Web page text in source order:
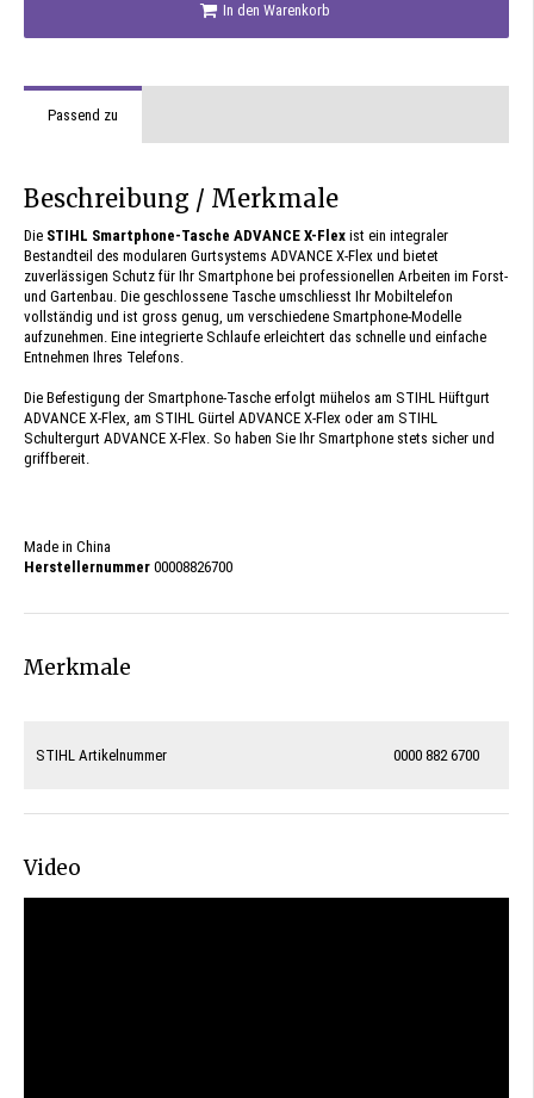
In den Warenkorb
Passend zu
Beschreibung / Merkmale
Die STIHL Smartphone-Tasche ADVANCE X-Flex ist ein integraler
Bestandteil des modularen Gurtsystems ADVANCE X-Flex und bietet
zuverlässigen Schutz für Ihr Smartphone bei professionellen Arbeiten im Forst-
und Gartenbau. Die geschlossene Tasche umschliesst Ihr Mobiltelefon
vollständig und ist gross genug, um verschiedene Smartphone-Modelle
aufzunehmen. Eine integrierte Schlaufe erleichtert das schnelle und einfache
Entnehmen Ihres Telefons.
Die Befestigung der Smartphone-Tasche erfolgt mühelos am STIHL Hüftgurt
ADVANCE X-Flex, am STIHL Gürtel ADVANCE X-Flex oder am STIHL
Schultergurt ADVANCE X-Flex. So haben Sie Ihr Smartphone stets sicher und
griffbereit.
Made in China
Herstellernummer 00008826700
Merkmale
STIHL Artikelnummer 0000 882 6700
Video